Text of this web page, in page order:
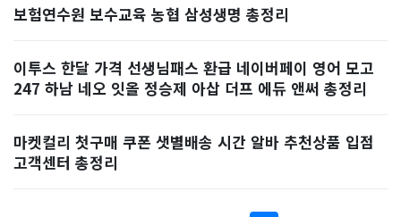
보험연수원 보수교육 농협 삼성생명 총정리
이투스 한달 가격 선생님패스 환급 네이버페이 영어 모고
247 하남 네오 잇올 정승제 아삽 더프 에듀 앤써 총정리
마켓컬리 첫구매 쿠폰 샛별배송 시간 알바 추천상품 입점
고객센터 총정리